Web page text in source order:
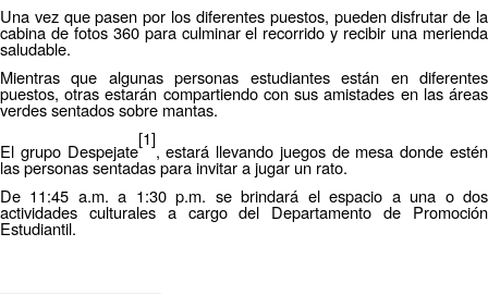
Una vez que pasen por los diferentes puestos, pueden disfrutar de la
cabina de fotos 360 para culminar el recorrido y recibir una merienda
saludable.
Mientras que algunas personas estudiantes están en diferentes
puestos, otras estarán compartiendo con sus amistades en las áreas
verdes sentados sobre mantas.
El grupo Despejate
[1]
, estará llevando juegos de mesa donde estén
las personas sentadas para invitar a jugar un rato.
De 11:45 a.m. a 1:30 p.m. se brindará el espacio a una o dos
actividades culturales a cargo del Departamento de Promoción
Estudiantil.